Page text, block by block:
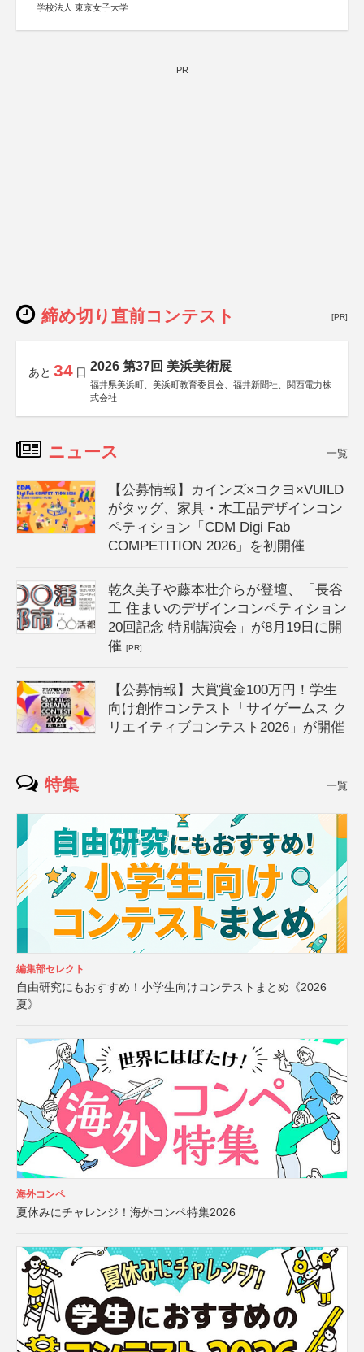
学校法人 東京女子大学
PR
締め切り直前コンテスト [PR]
あと 34 日 2026 第37回 美浜美術展
福井県美浜町、美浜町教育委員会、福井新聞社、関西電力株
式会社
ニュース 一覧
【公募情報】カインズ×コクヨ×VUILD
がタッグ、家具・木工品デザインコン
ペティション「CDM Digi Fab
COMPETITION 2026」を初開催
乾久美子や藤本壮介らが登壇、「長谷
工 住まいのデザインコンペティション
20回記念 特別講演会」が8月19日に開
催[PR]
【公募情報】大賞賞金100万円！学生
向け創作コンテスト「サイゲームス ク
リエイティブコンテスト2026」が開催
特集 一覧
編集部セレクト
自由研究にもおすすめ！小学生向けコンテストまとめ《2026
夏》
海外コンペ
夏休みにチャレンジ！海外コンペ特集2026